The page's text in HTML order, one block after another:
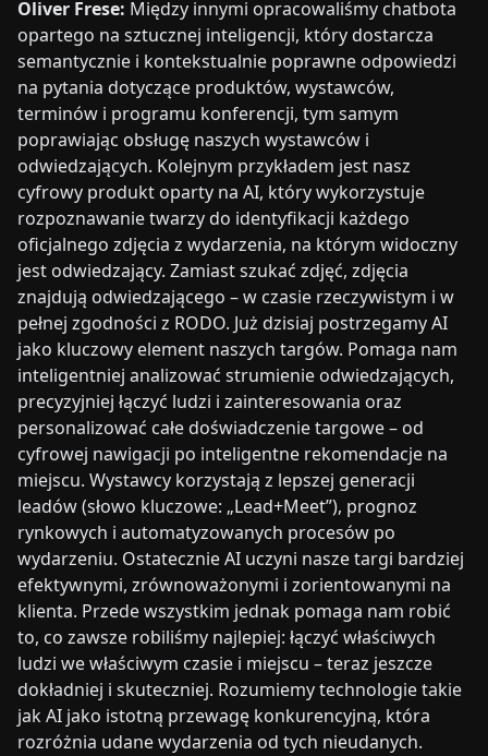
Oliver Frese: Między innymi opracowaliśmy chatbota
opartego na sztucznej inteligencji, który dostarcza
semantycznie i kontekstualnie poprawne odpowiedzi
na pytania dotyczące produktów, wystawców,
terminów i programu konferencji, tym samym
poprawiając obsługę naszych wystawców i
odwiedzających. Kolejnym przykładem jest nasz
cyfrowy produkt oparty na AI, który wykorzystuje
rozpoznawanie twarzy do identyfikacji każdego
oficjalnego zdjęcia z wydarzenia, na którym widoczny
jest odwiedzający. Zamiast szukać zdjęć, zdjęcia
znajdują odwiedzającego – w czasie rzeczywistym i w
pełnej zgodności z RODO. Już dzisiaj postrzegamy AI
jako kluczowy element naszych targów. Pomaga nam
inteligentniej analizować strumienie odwiedzających,
precyzyjniej łączyć ludzi i zainteresowania oraz
personalizować całe doświadczenie targowe – od
cyfrowej nawigacji po inteligentne rekomendacje na
miejscu. Wystawcy korzystają z lepszej generacji
leadów (słowo kluczowe: „Lead+Meet”), prognoz
rynkowych i automatyzowanych procesów po
wydarzeniu. Ostatecznie AI uczyni nasze targi bardziej
efektywnymi, zrównoważonymi i zorientowanymi na
klienta. Przede wszystkim jednak pomaga nam robić
to, co zawsze robiliśmy najlepiej: łączyć właściwych
ludzi we właściwym czasie i miejscu – teraz jeszcze
dokładniej i skuteczniej. Rozumiemy technologie takie
jak AI jako istotną przewagę konkurencyjną, która
rozróżnia udane wydarzenia od tych nieudanych.